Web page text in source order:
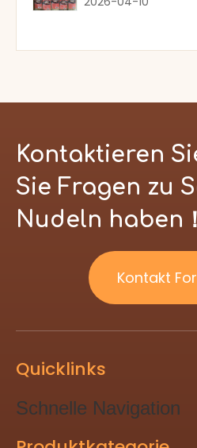
Kontaktieren
Sie Fragen zu
Nudeln haben！
Kontakt
Quicklinks
Schnelle Navigation